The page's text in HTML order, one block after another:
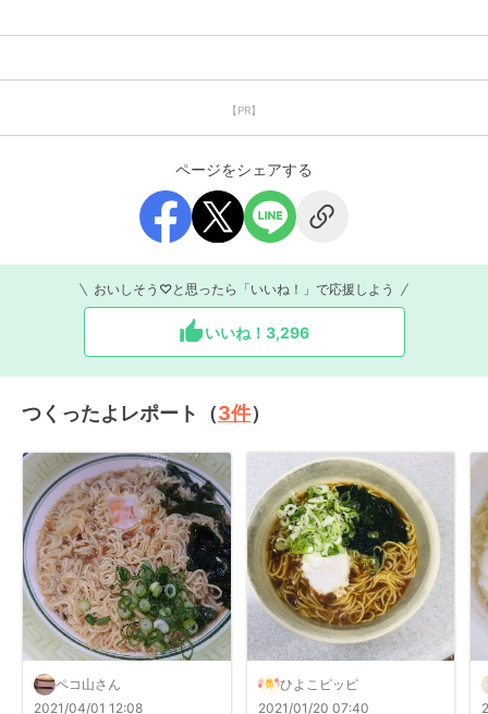
【PR】
ページをシェアする
おいしそう♡と思ったら「いいね！」で応援しよう
いいね！ 3,296
つくったよレポート（3件）
ペコ山さん
2021/04/01 12:08
ひよこピッピ
2021/01/20 07:40